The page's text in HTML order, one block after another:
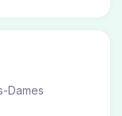
Dames